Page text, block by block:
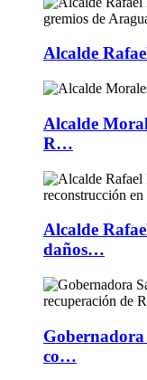
Alcalde
Alcalde
R…
Alcalde
daños…
Gobernadora
co…